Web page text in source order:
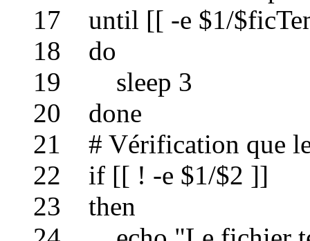
17 until [[ -e $1/
18 do
19 sleep 3
20 done
21 # Vérification que le
22 if [[ ! -e $1/$2 ]]
23 then